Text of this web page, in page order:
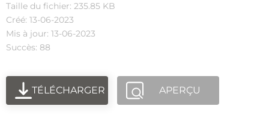
Taille du fichier: 235.85 KB
Créé: 13-06-2023
Mis à jour: 13-06-2023
Succès: 88
TÉLÉCHARGER APERÇU